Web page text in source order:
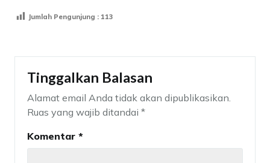
Jumlah Pengunjung : 113
Tinggalkan Balasan
Alamat email Anda tidak akan dipublikasikan.
Ruas yang wajib ditandai *
Komentar *